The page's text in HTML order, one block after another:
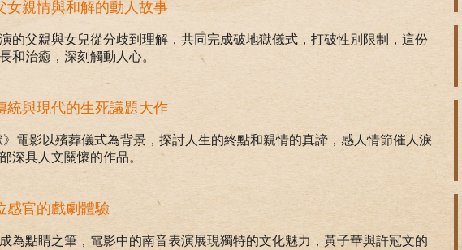
女親情與和解的動人故事
的父親與女兒從分歧到理解，共同完成破地獄儀式，打破性別限制，這份
和治癒，深刻觸動人心。
統與現代的生死議題大作
》電影以殯葬儀式為背景，探討人生的終點和親情的真諦，感人情節催人淚
深具人文關懷的作品。
感官的戲劇體驗
為點睛之筆，電影中的南音表演展現獨特的文化魅力，黃子華與許冠文的